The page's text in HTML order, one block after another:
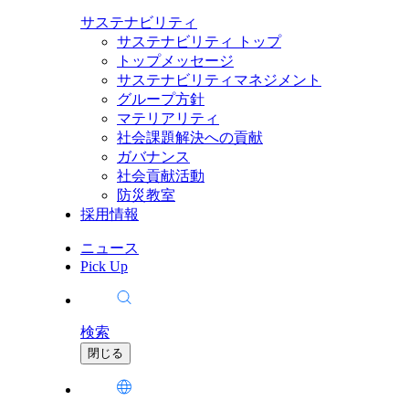
サステナビリティ
サステナビリティ トップ
トップメッセージ
サステナビリティマネジメント
グループ方針
マテリアリティ
社会課題解決への貢献
ガバナンス
社会貢献活動
防災教室
採用情報
ニュース
Pick Up
検索
閉じる